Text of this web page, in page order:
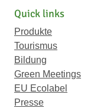
Quick links
Produkte
Tourismus
Bildung
Green Meetings
EU Ecolabel
Presse